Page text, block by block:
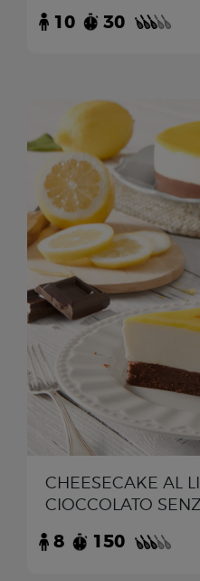
10 30
CHEESECAKE AL
CIOCCOLATO
8 150